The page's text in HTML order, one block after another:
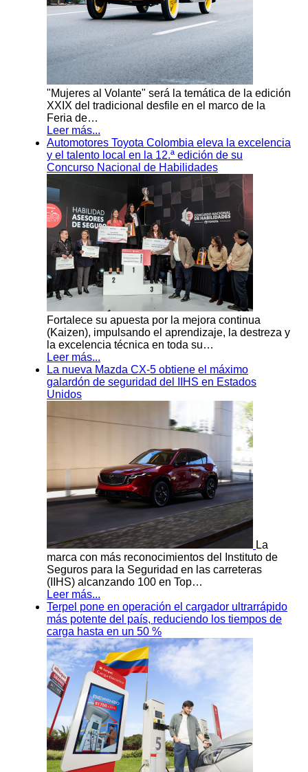
"Mujeres al Volante" será la temática de la edición
XXIX del tradicional desfile en el marco de la
Feria de…
Leer más...
Automotores Toyota Colombia eleva la excelencia
y el talento local en la 12.ª edición de su
Concurso Nacional de Habilidades
Fortalece su apuesta por la mejora continua
(Kaizen), impulsando el aprendizaje, la destreza y
la excelencia técnica en toda su…
Leer más...
La nueva Mazda CX-5 obtiene el máximo
galardón de seguridad del IIHS en Estados
Unidos
La
marca con más reconocimientos del Instituto de
Seguros para la Seguridad en las carreteras
(IIHS) alcanzando 100 en Top…
Leer más...
Terpel pone en operación el cargador ultrarrápido
más potente del país, reduciendo los tiempos de
carga hasta en un 50 %